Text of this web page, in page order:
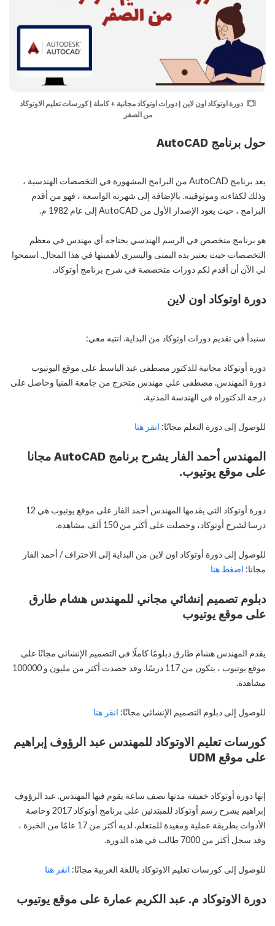
دورة اوتوكاد اون لاين | دورات اوتوكاد مجانية + كاملة | كورسات تعليم الاوتوكاد
من الصفر
حول برنامج AutoCAD
يعد برنامج AutoCAD من البرامج المشهورة في التخصصات الهندسية ،
وذلك لكفاءته وموثوقيته. بالإضافة إلى شهرته الواسعة ، فهو من أقدم
البرامج ، حيث يعود الإصدار الأول من AutoCAD إلى عام 1982 م.
هو برنامج متخصص في الرسم الهندسي يحتاجه أي مهندس في معظم
التخصصات حيث يعتبر يده اليمنى واليسرى لأهميتها في هذا المجال. اسمحوا
لي الآن أن أقدم لكم دورات متخصصة في شرح برنامج أوتوكاد.
دورة اوتوكاد اون لاين
سنبدأ في تقديم دورات اوتوكاد من البداية. انتبه معي:
دورة أوتوكاد مجانية للدكتور مصطفى عبد الباسط على موقع اليوتيوب
دورة المهندس. مصطفى علي مهندس متخرج من جامعة المنيا وحاصل على
درجة الدكتوراه في الهندسة المدنية.
للوصول إلى دورة التعلم مجانًا: انقر هنا
المهندس أحمد الفار يشرح برنامج AutoCAD مجانا
على موقع يوتيوب.
دورة أوتوكاد التي يقدمها المهندس أحمد الفار على موقع يوتيوب هي 12
درسا لشرح أوتوكاد، وحصلت على أكثر من 150 ألف مشاهدة.
للوصول إلى دورة أوتوكاد اون لاين من البداية إلى الاحتراف / أحمد الفار
مجانا: اضغط هنا
دبلوم تصميم إنشائي مجاني للمهندس هشام طارق
على موقع يوتيوب
يقدم المهندس هشام طارق دبلومًا كاملًا في التصميم الإنشائي مجانًا على
موقع يوتيوب ، يتكون من 117 درسًا. وقد حصدت أكثر من مليون و 100000
مشاهدة.
للوصول إلى دبلوم التصميم الإنشائي مجانًا: انقر هنا
كورسات تعليم الاوتوكاد للمهندس عبد الرؤوف إبراهيم
على موقع UDM
إنها دورة أوتوكاد خفيفة مدتها نصف ساعة يقوم فيها المهندس. عبد الرؤوف
إبراهيم يشرح رسم أوتوكاد للمبتدئين على برنامج أوتوكاد 2017 وخاصة
الأدوات بطريقة عملية ومفيدة للمتعلم. لديه أكثر من 17 عامًا من الخبرة ،
وقد سجل أكثر من 7000 طالب في هذه الدورة.
للوصول إلى كورسات تعليم الاوتوكاد باللغة العربية مجانًا: انقر هنا
دورة الاوتوكاد م. عبد الكريم عمارة على موقع يوتيوب